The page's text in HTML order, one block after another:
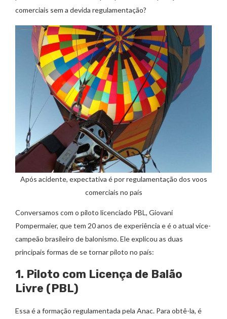
comerciais sem a devida regulamentação?
Após acidente, expectativa é por regulamentação dos voos
comerciais no país
Conversamos com o piloto licenciado PBL, Giovani
Pompermaier, que tem 20 anos de experiência e é o atual vice-
campeão brasileiro de balonismo. Ele explicou as duas
principais formas de se tornar piloto no país:
1. Piloto com Licença de Balão
Livre (PBL)
Essa é a formação regulamentada pela Anac. Para obtê-la, é